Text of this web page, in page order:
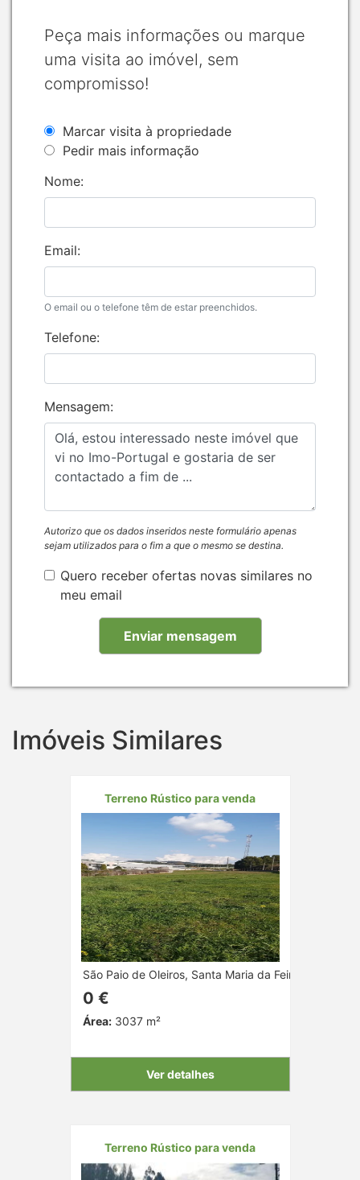
Peça mais informações ou marque
uma visita ao imóvel, sem
compromisso!
Marcar visita à propriedade
Pedir mais informação
Nome:
Email:
O email ou o telefone têm de estar preenchidos.
Telefone:
Mensagem:
Autorizo que os dados inseridos neste formulário apenas
sejam utilizados para o fim a que o mesmo se destina.
Quero receber ofertas novas similares no
meu email
Imóveis Similares
Terreno Rústico para venda
São Paio de Oleiros, Santa Maria da Feira, Aveiro
0 €
Área:3037 m²
Ver detalhes
Terreno Rústico para venda